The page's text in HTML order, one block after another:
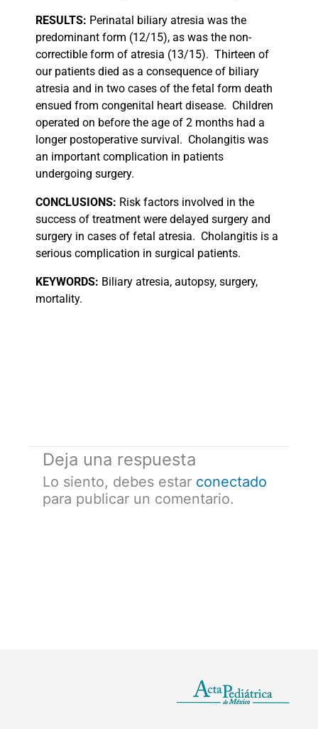
RESULTS: Perinatal biliary atresia was the
predominant form (12/15), as was the non-
correctible form of atresia (13/15). Thirteen of
our patients died as a consequence of biliary
atresia and in two cases of the fetal form death
ensued from congenital heart disease. Children
operated on before the age of 2 months had a
longer postoperative survival. Cholangitis was
an important complication in patients
undergoing surgery.
CONCLUSIONS: Risk factors involved in the
success of treatment were delayed surgery and
surgery in cases of fetal atresia. Cholangitis is a
serious complication in surgical patients.
KEYWORDS: Biliary atresia, autopsy, surgery,
mortality.
Deja una respuesta
Lo siento, debes estar conectado
para publicar un comentario.